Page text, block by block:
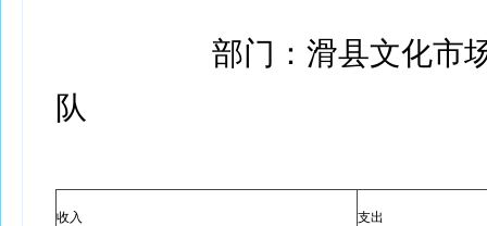
部门：滑县文化市
队
收入 支出